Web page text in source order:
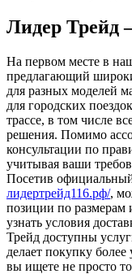
Лидер
На первом месте в
предлагающий
для разных моделей
для городских
трассе, в том числе
решения. Помимо
консультации по
учитывая ваши
Посетив
лидертрейд116.рф/,
позиции по размерам
узнать условия
Трейд доступны
делает покупку
вы ищете не просто